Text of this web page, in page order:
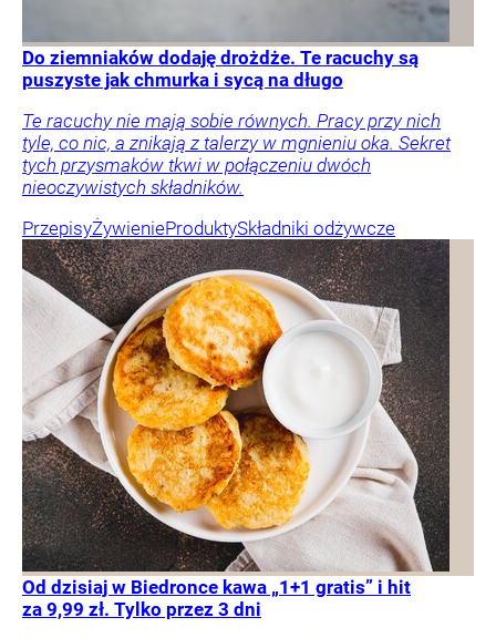
Do ziemniaków dodaję drożdże. Te racuchy są
puszyste jak chmurka i sycą na długo
Te racuchy nie mają sobie równych. Pracy przy nich
tyle, co nic, a znikają z talerzy w mgnieniu oka. Sekret
tych przysmaków tkwi w połączeniu dwóch
nieoczywistych składników.
PrzepisyŻywienieProduktySkładniki odżywcze
Od dzisiaj w Biedronce kawa „1+1 gratis” i hit
za 9,99 zł. Tylko przez 3 dni